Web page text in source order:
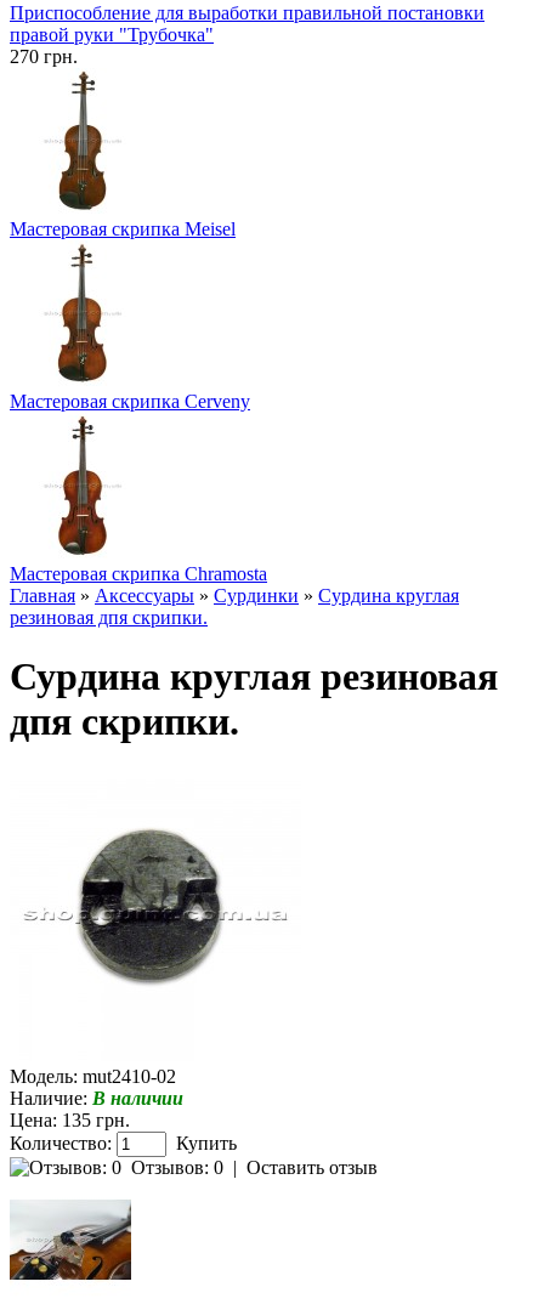
Приспособление для выработки правильной постановки
правой руки "Трубочка"
270 грн.
Мастеровая скрипка Meisel
Мастеровая скрипка Cerveny
Мастеровая скрипка Chramosta
Главная » Аксессуары » Сурдинки » Сурдина круглая
резиновая дпя скрипки.
Сурдина круглая резиновая
дпя скрипки.
Модель: mut2410-02
Наличие: В наличии
Цена: 135 грн.
Количество:
Купить
Отзывов: 0 | Оставить отзыв